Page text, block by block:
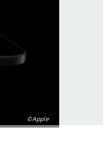
©Apple